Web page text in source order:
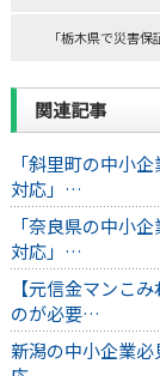
「栃木県で災害
関連記事
「斜里町の中小
対応」…
「奈良県の中小
対応」…
【元信金マンこ
のが必要…
新潟の中小企業